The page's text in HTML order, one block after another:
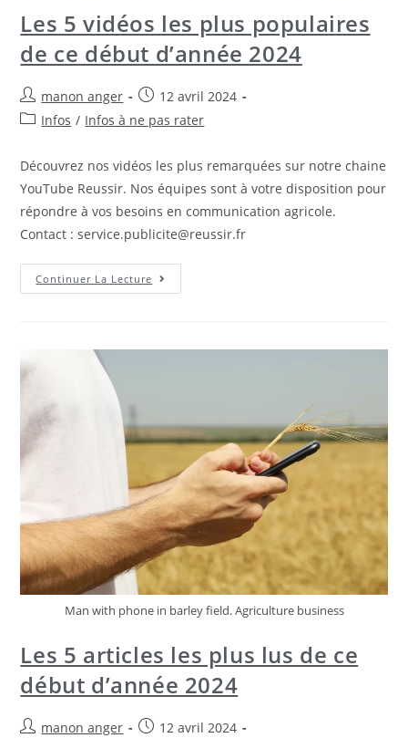
Les 5 vidéos les plus populaires
de ce début d’année 2024
manon anger
12 avril 2024
Infos / Infos à ne pas rater
Découvrez nos vidéos les plus remarquées sur notre chaine
YouTube Reussir. Nos équipes sont à votre disposition pour
répondre à vos besoins en communication agricole.
Contact : service.publicite@reussir.fr
Continuer La Lecture
Man with phone in barley field. Agriculture business
Les 5 articles les plus lus de ce
début d’année 2024
manon anger
12 avril 2024